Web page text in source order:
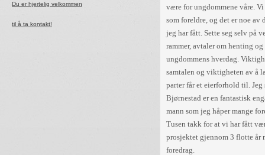
Du er hjertelig velkommen
til å ta kontakt!
være for ungdommene våre.
som foreldre, og det er noe
jeg har fått. Sette seg selv på
rammer, avtaler om henting
ungdommens hverdag.
samtalen og viktigheten av å
parter får et eierforhold til. Jeg
Bjørnestad er en fantastisk
mann som jeg håper mange
Tusen takk for at vi har fått
prosjektet gjennom 3 flotte år
foredrag. 